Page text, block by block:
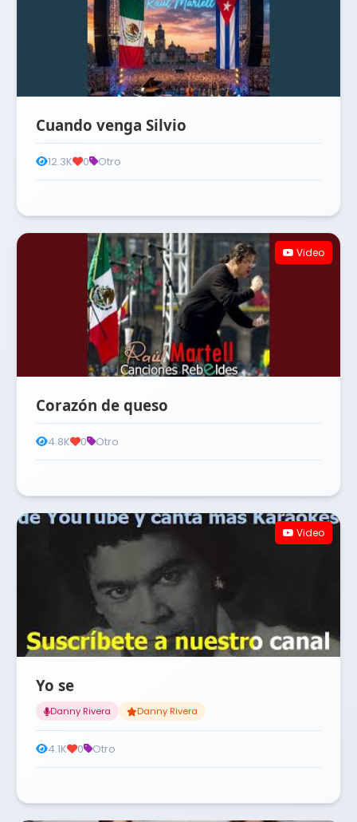
Cuando venga Silvio
12.3K 0 Otro
Video
Corazón de queso
4.8K 0 Otro
Video
Yo se
Danny Rivera Danny Rivera
4.1K 0 Otro